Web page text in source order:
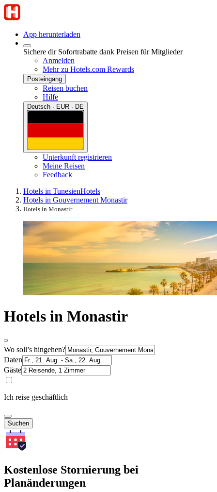
App herunterladen
Sichere dir Sofortrabatte dank Preisen für Mitglieder
Anmelden
Mehr zu Hotels.com Rewards
Posteingang
Reisen buchen
Hilfe
Deutsch · EUR · DE
Unterkunft registrieren
Meine Reisen
Feedback
Hotels in TunesienHotels
Hotels in Gouvernement Monastir
Hotels in Monastir
Hotels in Monastir
Wo soll’s hingehen?
Daten
Gäste
Ich reise geschäftlich
Suchen
Kostenlose Stornierung bei
Planänderungen